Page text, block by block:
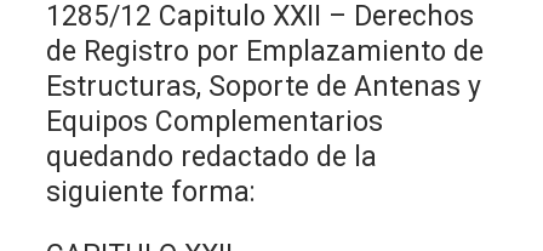
1285/12 Capitulo XXII – Derechos
de Registro por Emplazamiento de
Estructuras, Soporte de Antenas y
Equipos Complementarios
quedando redactado de la
siguiente forma: